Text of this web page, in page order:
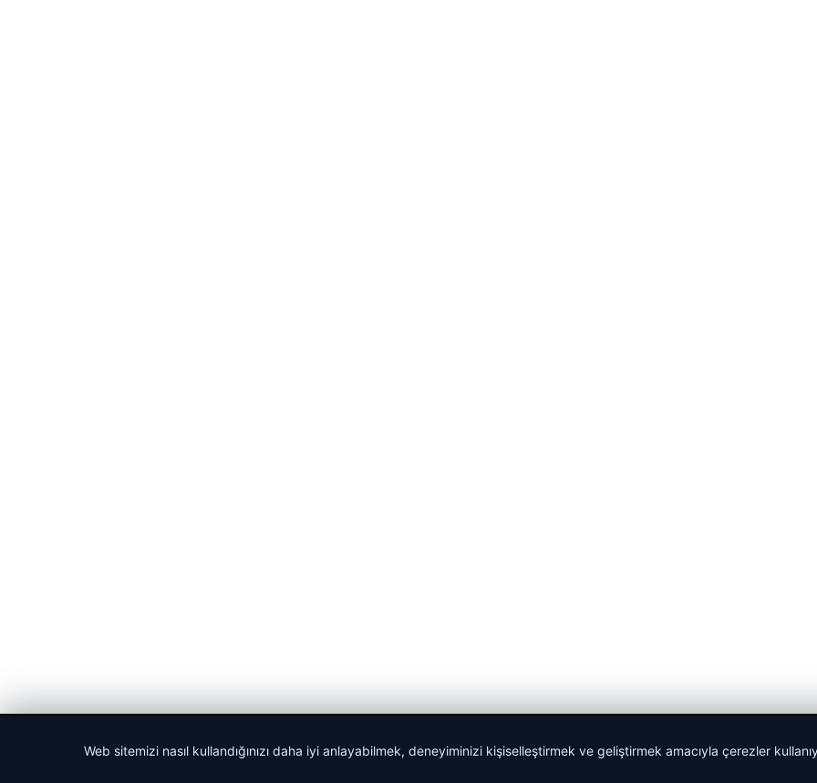
Web sitemizi nasıl kullandığınızı daha iyi anlayabilmek, deneyiminizi kişiselleştirmek ve geliştirmek amacıyla çerezler